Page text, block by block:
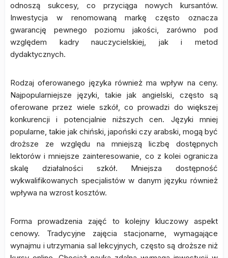
odnoszą sukcesy, co przyciąga nowych kursantów.
Inwestycja w renomowaną markę często oznacza
gwarancję pewnego poziomu jakości, zarówno pod
względem kadry nauczycielskiej, jak i metod
dydaktycznych.
Rodzaj oferowanego języka również ma wpływ na ceny.
Najpopularniejsze języki, takie jak angielski, często są
oferowane przez wiele szkół, co prowadzi do większej
konkurencji i potencjalnie niższych cen. Języki mniej
popularne, takie jak chiński, japoński czy arabski, mogą być
droższe ze względu na mniejszą liczbę dostępnych
lektorów i mniejsze zainteresowanie, co z kolei ogranicza
skalę działalności szkół. Mniejsza dostępność
wykwalifikowanych specjalistów w danym języku również
wpływa na wzrost kosztów.
Forma prowadzenia zajęć to kolejny kluczowy aspekt
cenowy. Tradycyjne zajęcia stacjonarne, wymagające
wynajmu i utrzymania sal lekcyjnych, często są droższe niż